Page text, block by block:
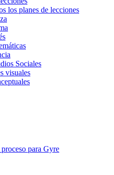
los planes de lecciones
Sociales
visuales
para Gyre